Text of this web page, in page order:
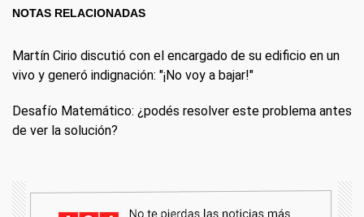
NOTAS RELACIONADAS
Martín Cirio discutió con el encargado de su edificio en un
vivo y generó indignación: "¡No voy a bajar!"
Desafío Matemático: ¿podés resolver este problema antes
de ver la solución?